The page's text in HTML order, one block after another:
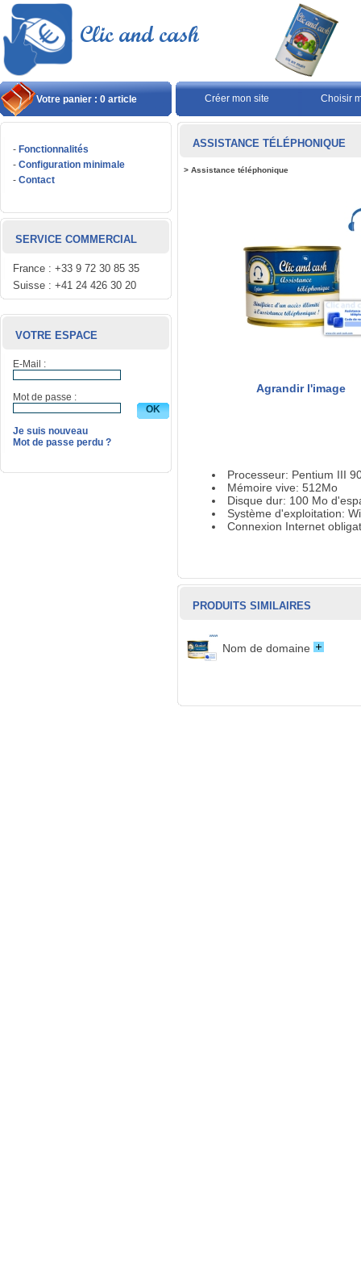
Votre panier : 0 article Créer mon site Choisir
- Fonctionnalités
- Configuration minimale
- Contact
SERVICE COMMERCIAL
France : +33 9 72 30 85 35
Suisse : +41 24 426 30 20
VOTRE ESPACE
E-Mail :
Mot de passe :
Je suis nouveau
Mot de passe perdu ?
ASSISTANCE TÉLÉPHONIQUE
> Assistance téléphonique
Agrandir l'image
Processeur: Pentium III
Mémoire vive: 512Mo
Disque dur: 100 Mo
Système d'exploitation:
Connexion Internet
PRODUITS SIMILAIRES
Nom de domaine